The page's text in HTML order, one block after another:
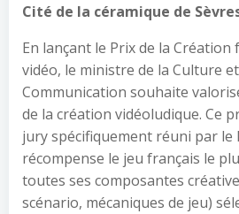
Cité de la céramique de
En lançant le Prix de la Création
vidéo, le ministre de la Culture
Communication souhaite
de la création vidéoludique. Ce
jury spécifiquement réuni par le
récompense le jeu français le
toutes ses composantes
scénario, mécaniques de jeu)